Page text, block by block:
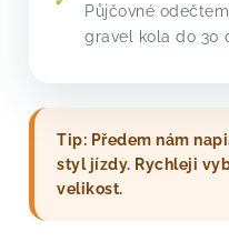
Půjčovné
gravel kola do 30
Tip: Předem nám
styl jízdy. Rychleji
velikost.